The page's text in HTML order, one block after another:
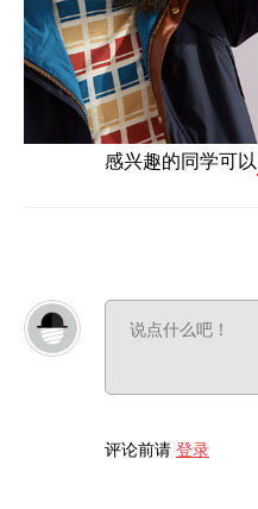
感兴趣的同学可以
评论前请 登录